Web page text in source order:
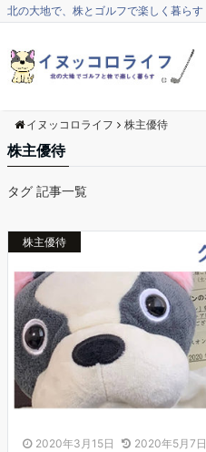
北の大地で、株とゴルフで楽しく暮らす
イヌッコロライフ 株主優待
株主優待
タグ 記事一覧
株主優待
2020年3月15日 2020年5月7日